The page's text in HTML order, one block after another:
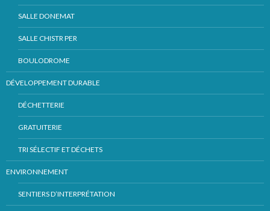
SALLE DONEMAT
SALLE CHISTR PER
BOULODROME
DÉVELOPPEMENT DURABLE
DÉCHETTERIE
GRATUITERIE
TRI SÉLECTIF ET DÉCHETS
ENVIRONNEMENT
SENTIERS D’INTERPRÉTATION